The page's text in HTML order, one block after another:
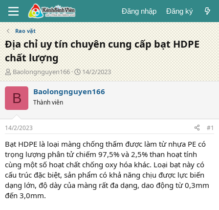
Đăng nhập Đăng ký
Rao vặt
Địa chỉ uy tín chuyên cung cấp bạt HDPE
chất lượng
T
á
c
g
ả
Baolongnguyen166
N
g
à
g
14/2/2023
B Baolongnguyen166
Thành viên
14/2/2023 #1
Bạt HDPE là loại màng chống thấm được làm từ nhựa PE có
trọng lượng phân tử chiếm 97,5% và 2,5% than hoạt tính
cùng một số hoạt chất chống oxy hóa khác. Loại bạt này có
cấu trúc đặc biệt, sản phẩm có khả năng chịu được lực biến
dạng lớn, độ dày của màng rất đa dạng, dao động từ 0,3mm
đến 3,0mm.